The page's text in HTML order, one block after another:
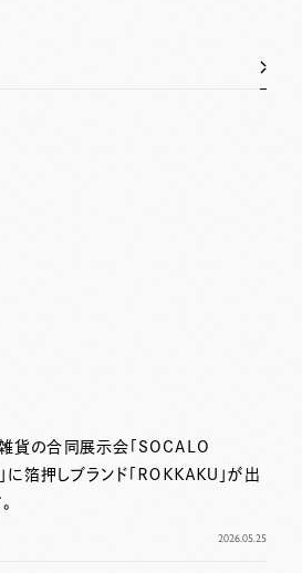
雑貨の合同展示会「SOCALO
箔押しブランド「ＲＯＫＫＡＫＵ」が出
2026.05.25